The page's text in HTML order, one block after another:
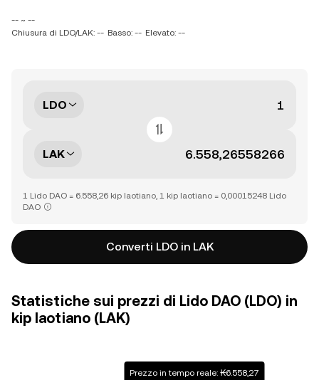
-- ~ --
Chiusura di LDO/LAK: -- Basso: -- Elevato: --
LDO
LAK
1 Lido DAO = 6.558,26 kip laotiano, 1 kip laotiano = 0,00015248 Lido
DAO
Converti LDO in LAK
Statistiche sui prezzi di Lido DAO (LDO) in
kip laotiano (LAK)
Prezzo in tempo reale: ₭6.558,27